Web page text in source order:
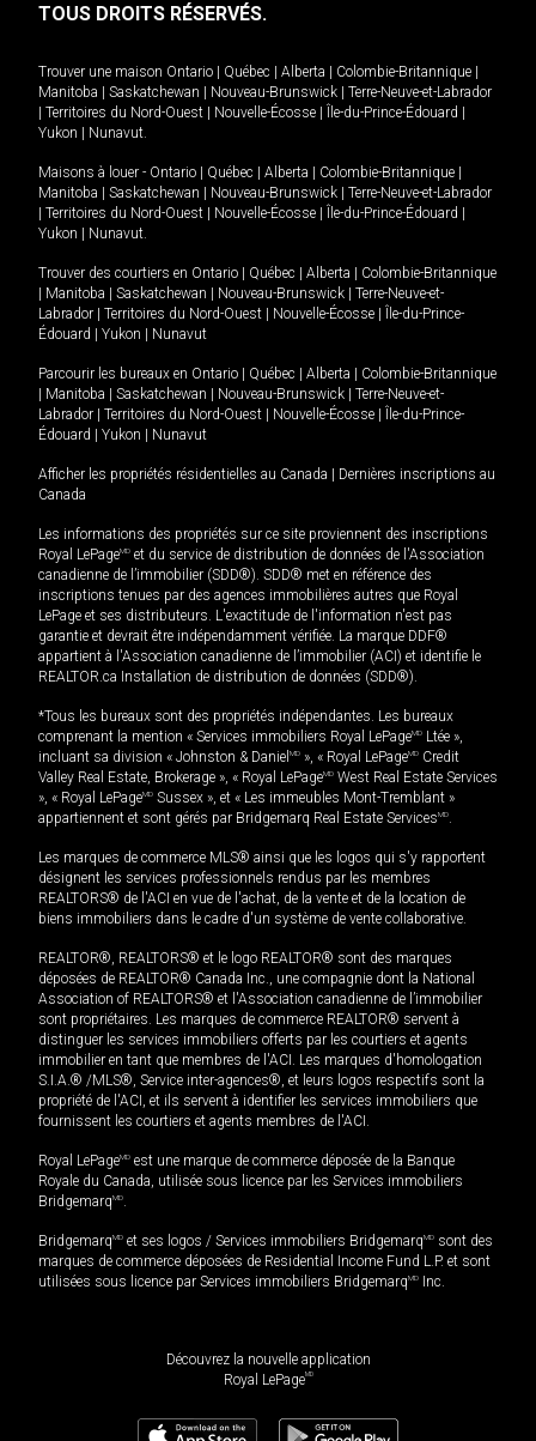
TOUS DROITS RÉSERVÉS.
Trouver une maison Ontario Québec Alberta Colombie-Britannique
Manitoba
Saskatchewan Nouveau-Brunswick
Terre-Neuve-et-Labrador
Territoires du Nord-Ouest Nouvelle-Écosse Île-du-Prince-Édouard
Yukon
Nunavut.
Maisons à louer - Ontario Québec Alberta Colombie-Britannique
Manitoba
Saskatchewan Nouveau-Brunswick
Terre-Neuve-et-Labrador
Territoires du Nord-Ouest Nouvelle-Écosse Île-du-Prince-Édouard
Yukon
Nunavut.
Trouver des courtiers en Ontario Québec Alberta
Colombie-Britannique
Manitoba Saskatchewan Nouveau-Brunswick
Terre-Neuve-et-
Labrador
Territoires du Nord-Ouest Nouvelle-Écosse
Île-du-Prince-
Édouard
Yukon Nunavut
Parcourir les bureaux en Ontario Québec Alberta
Colombie-Britannique
Manitoba Saskatchewan Nouveau-Brunswick
Terre-Neuve-et-
Labrador
Territoires du Nord-Ouest Nouvelle-Écosse
Île-du-Prince-
Édouard
Yukon Nunavut
Afficher les propriétés résidentielles au Canada
Dernières inscriptions au
Canada
Les informations des propriétés sur ce site proviennent des inscriptions
Royal LePageMD et du service de distribution de données de l'Association
canadienne de l’immobilier (SDD®). SDD® met en référence des
inscriptions tenues par des agences immobilières autres que Royal
LePage et ses distributeurs. L'exactitude de l'information n'est pas
garantie et devrait être indépendamment vérifiée. La marque DDF®
appartient à l'Association canadienne de l’immobilier (ACI) et identifie le
REALTOR.ca Installation de distribution de données (SDD®).
*Tous les bureaux sont des propriétés indépendantes. Les bureaux
comprenant la mention « Services immobiliers Royal LePageMD Ltée »,
incluant sa division « Johnston & Daniel MD », « Royal LePageMD Credit
Valley Real Estate, Brokerage », « Royal LePageMD West Real Estate Services
», « Royal LePageMD Sussex », et « Les immeubles Mont-Tremblant »
appartiennent et sont gérés par Bridgemarq Real Estate ServicesMD.
Les marques de commerce MLS® ainsi que les logos qui s'y rapportent
désignent les services professionnels rendus par les membres
REALTORS® de l'ACI en vue de l'achat, de la vente et de la location de
biens immobiliers dans le cadre d'un système de vente collaborative.
REALTOR®, REALTORS® et le logo REALTOR® sont des marques
déposées de REALTOR® Canada Inc., une compagnie dont la National
Association of REALTORS® et l'Association canadienne de l’immobilier
sont propriétaires. Les marques de commerce REALTOR® servent à
distinguer les services immobiliers offerts par les courtiers et agents
immobilier en tant que membres de l'ACI. Les marques d'homologation
S.I.A.® /MLS®, Service inter-agences®, et leurs logos respectifs sont la
propriété de l'ACI, et ils servent à identifier les services immobiliers que
fournissent les courtiers et agents membres de l'ACI.
Royal LePageMD est une marque de commerce déposée de la Banque
Royale du Canada, utilisée sous licence par les Services immobiliers
BridgemarqMD.
BridgemarqMD et ses logos / Services immobiliers BridgemarqMD sont des
marques de commerce déposées de Residential Income Fund L.P. et sont
utilisées sous licence par Services immobiliers BridgemarqMD Inc.
Découvrez la nouvelle application
Royal LePageMD